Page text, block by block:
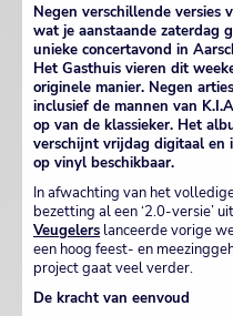
Negen verschillende versies
wat je aanstaande zaterdag
unieke concertavond in
Het Gasthuis vieren dit
originele manier. Negen
inclusief de mannen van
op van de klassieker. Het
verschijnt vrijdag digitaal en
op vinyl beschikbaar.
In afwachting van het
bezetting al een ‘2.0-versie’
Veugelers lanceerde vorige
een hoog feest- en
project gaat veel verder.
De kracht van eenvoud